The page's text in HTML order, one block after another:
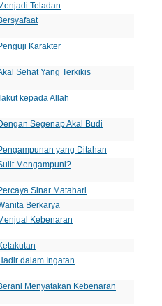
Teladan
Karakter
Sehat Yang Terkikis
kepada Allah
Segenap Akal Budi
yang Ditahan
Mengampuni?
Sinar Matahari
Berkarya
Kebenaran
dalam Ingatan
Menyatakan Kebenaran